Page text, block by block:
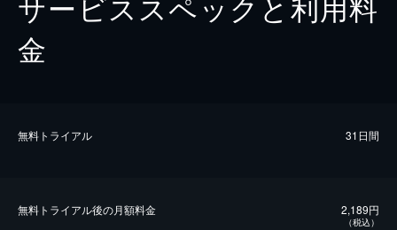
金
無料トライアル 31日間
無料トライアル後の⽉額料金 2,189円
（税込）